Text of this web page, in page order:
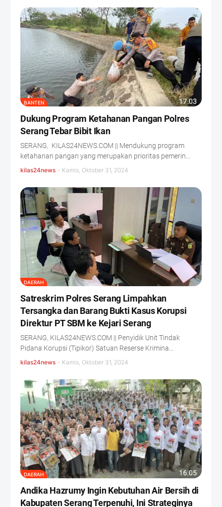
BANTEN
Dukung Program Ketahanan Pangan Polres
Serang Tebar Bibit Ikan
SERANG, KILAS24NEWS.COM || Mendukung program
ketahanan pangan yang merupakan prioritas pemerin…
kilas24news - Kamis, Oktober 31, 2024
DAERAH
Satreskrim Polres Serang Limpahkan
Tersangka dan Barang Bukti Kasus Korupsi
Direktur PT SBM ke Kejari Serang
SERANG, KILAS24NEWS.COM || Penyidik Unit Tindak
Pidana Korupsi (Tipikor) Satuan Reserse Krimina…
kilas24news - Kamis, Oktober 31, 2024
DAERAH
Andika Hazrumy Ingin Kebutuhan Air Bersih di
Kabupaten Serang Terpenuhi, Ini Strateginya